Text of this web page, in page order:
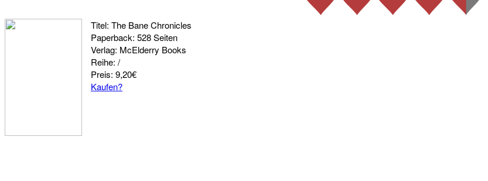
Titel: The Bane Chronicles
Paperback: 528 Seiten
Verlag: McElderry Books
Reihe: /
Preis: 9,20€
Kaufen?